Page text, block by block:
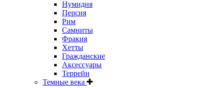
Нумидия
Персия
Рим
Самниты
Фракия
Хетты
Гражданские
Аксессуары
Террейн
Темные века